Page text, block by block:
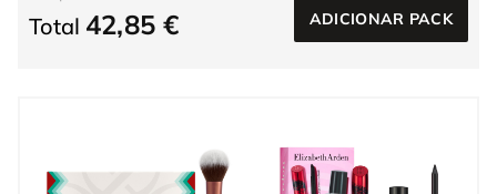
Total 42,85 € ADICIONAR PACK